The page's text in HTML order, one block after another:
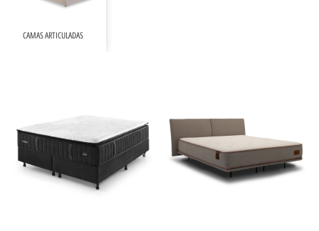
CAMAS ARTICULADAS